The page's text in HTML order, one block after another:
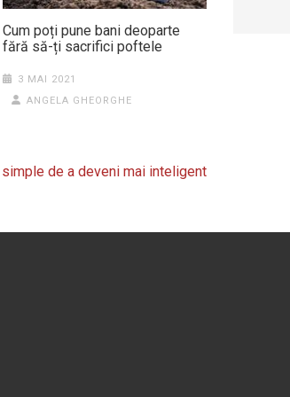
Cum poți pune bani deoparte
fără să-ți sacrifici poftele
3 MAI 2021
ANGELA GHEORGHE
de a deveni mai inteligent